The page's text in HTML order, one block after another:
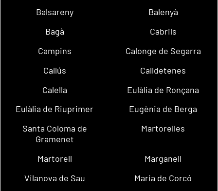
Balsareny
Balenyà
Bagà
Cabrils
Campins
Calonge de Segarra
Callús
Calldetenes
Calella
Eulàlia de Ronçana
Eulàlia de Riuprimer
Eugènia de Berga
Santa Coloma de
Gramenet
Martorelles
Martorell
Marganell
Vilanova de Sau
Maria de Corcó